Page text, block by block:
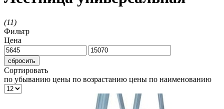
(11)
Фильтр
Цена
сбросить
Сортировать
по убыванию цены по возрастанию цены по наименованию